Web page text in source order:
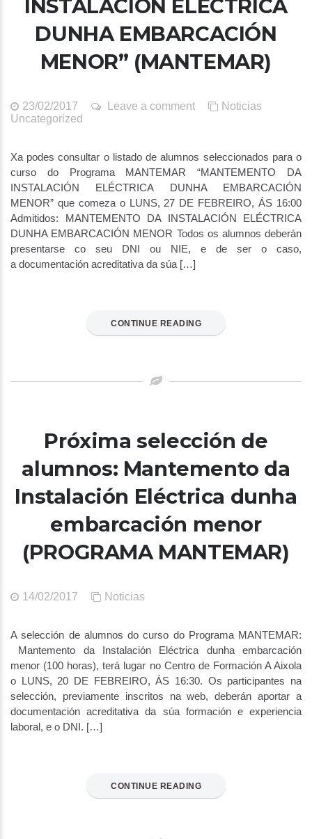
INSTALACIÓN ELÉCTRICA
DUNHA EMBARCACIÓN
MENOR” (MANTEMAR)
23/02/2017 Leave a comment
Noticias
Uncategorized
Xa podes consultar o listado de alumnos seleccionados para o
curso do Programa MANTEMAR “MANTEMENTO DA
INSTALACIÓN ELÉCTRICA DUNHA EMBARCACIÓN
MENOR” que comeza o LUNS, 27 DE FEBREIRO, ÁS 16:00
Admitidos: MANTEMENTO DA INSTALACIÓN ELÉCTRICA
DUNHA EMBARCACIÓN MENOR Todos os alumnos deberán
presentarse co seu DNI ou NIE, e de ser o caso,
a documentación acreditativa da súa […]
CONTINUE READING
Próxima selección de
alumnos: Mantemento da
Instalación Eléctrica dunha
embarcación menor
(PROGRAMA MANTEMAR)
14/02/2017 Noticias
A selección de alumnos do curso do Programa MANTEMAR:
Mantemento da Instalación Eléctrica dunha embarcación
menor (100 horas), terá lugar no Centro de Formación A Aixola
o LUNS, 20 DE FEBREIRO, ÁS 16:30. Os participantes na
selección, previamente inscritos na web, deberán aportar a
documentación acreditativa da súa formación e experiencia
laboral, e o DNI. […]
CONTINUE READING